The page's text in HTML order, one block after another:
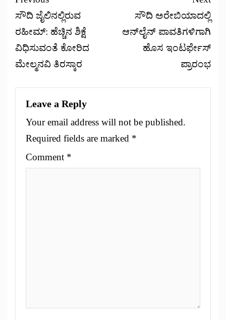
ಸೌದಿ ಜೈಲಿನಲ್ಲಿರುವ
ರಹೀಮ್: ಹೆಚ್ಚಿನ ಶಿಕ್ಷೆ
ವಿಧಿಸುವಂತೆ ಕೋರಿದ
ಮೇಲ್ಮನವಿ ತಿರಸ್ಕಾರ
ಸೌದಿ ಅರೇಬಿಯಾದಲ್ಲಿ
ಆನ್‌ಲೈನ್ ಪಾವತಿಗಳಿಗಾಗಿ
ಹೊಸ ಇಂಟರ್ಫೇಸ್
ಪ್ರಾರಂಭ
Leave a Reply
Your email address will not be published.
Required fields are marked *
Comment *